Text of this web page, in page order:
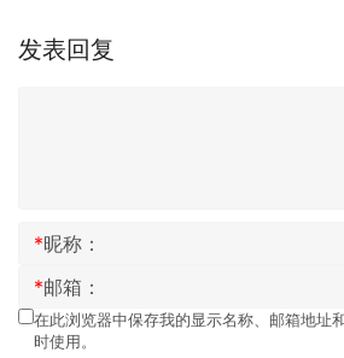
发表回复
*昵称：
*邮箱：
在此浏览器中保存我的显示名称、邮箱地址
时使用。